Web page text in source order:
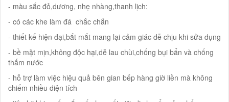
- màu sắc đỏ,dương, nhẹ nhàng,thanh lịch:
- có các khe làm đá chắc chắn
- thiết kế hiện đại,bắt mắt mang lại cảm giác dễ chịu khi sửa dụng
- bề mặt mịn,không độc hại,dễ lau chùi,chống bụi bẩn và chống
thấm nước
- hỗ trợ làm việc hiệu quả bên gian bếp hàng giờ liền mà không
chiếm nhiều diện tích